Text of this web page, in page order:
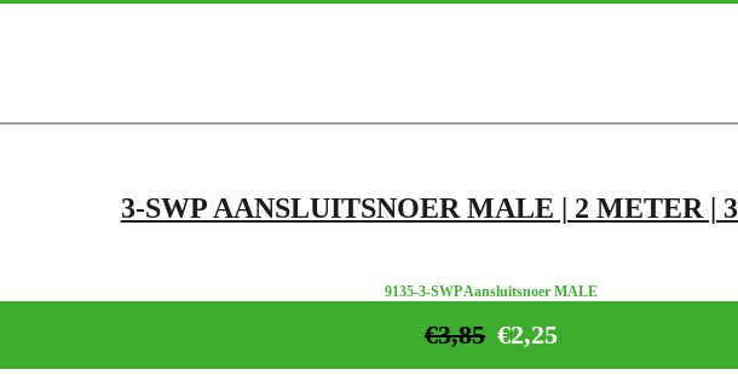
3-SWP AANSLUITSNOER MALE | 2 METER |
9135-3-SWP Aansluitsnoer MALE
€2,25
€3,85